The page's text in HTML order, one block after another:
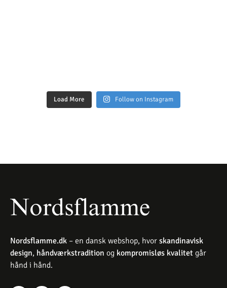
Load More Follow on Instagram
Nordsflamme.dk – en dansk webshop, hvor skandinavisk
design, håndværkstradition og kompromisløs kvalitet går
hånd i hånd.